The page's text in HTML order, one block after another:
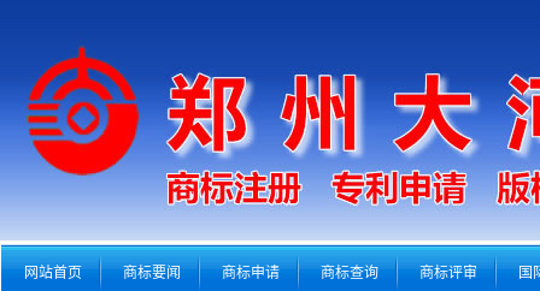
网站首页 商标要闻 商标申请 商标查询 商标评审 国